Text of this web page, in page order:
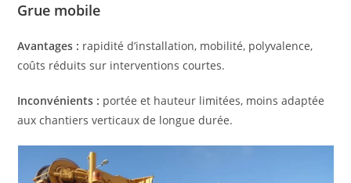
Grue mobile
Avantages : rapidité d’installation, mobilité, polyvalence,
coûts réduits sur interventions courtes.
Inconvénients : portée et hauteur limitées, moins adaptée
aux chantiers verticaux de longue durée.